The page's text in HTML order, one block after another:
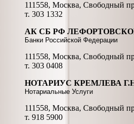
111558, Москва, Свободный
т. 303 1332
АК СБ РФ ЛЕФОРТОВСКОЕ
Банки Российской Федерации
111558, Москва, Свободный
т. 303 0408
НОТАРИУС КРЕМЛЕВА
Нотариальные Услуги
111558, Москва, Свободный
т. 918 5900